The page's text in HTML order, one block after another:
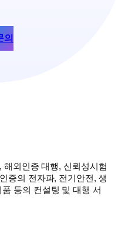
의
외인증 대행, 신뢰성시험
증의 전자파, 전기안전, 생
등의 컨설팅 및 대행 서